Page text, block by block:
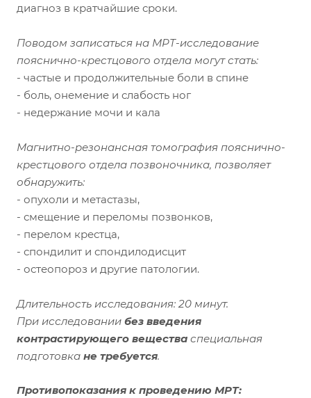
диагноз в кратчайшие сроки.
Поводом записаться на МРТ-исследование
пояснично-крестцового отдела могут стать:
- частые и продолжительные боли в спине
- боль, онемение и слабость ног
- недержание мочи и кала
Магнитно-резонансная томография пояснично-
крестцового отдела позвоночника, позволяет
обнаружить:
- опухоли и метастазы,
- смещение и переломы позвонков,
- перелом крестца,
- спондилит и спондилодисцит
- остеопороз и другие патологии.
Длительность исследования: 20 минут.
При исследовании без введения
контрастирующего вещества специальная
подготовка не требуется.
Противопоказания к проведению МРТ: